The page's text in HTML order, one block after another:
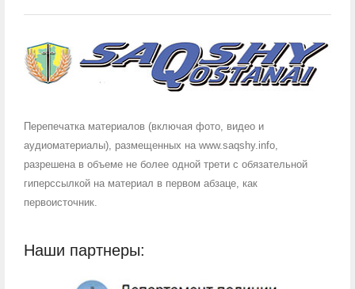
Перепечатка материалов (включая фото, видео и
аудиоматериалы), размещенных на www.saqshy.info,
разрешена в объеме не более одной трети с обязательной
гиперссылкой на материал в первом абзаце, как
первоисточник.
Наши партнеры: